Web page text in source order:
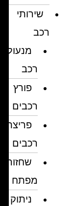
שירותי
מנעולן
פורץ
רכבים
פריצת
רכבים
שחזור
מפתח
ניתוק